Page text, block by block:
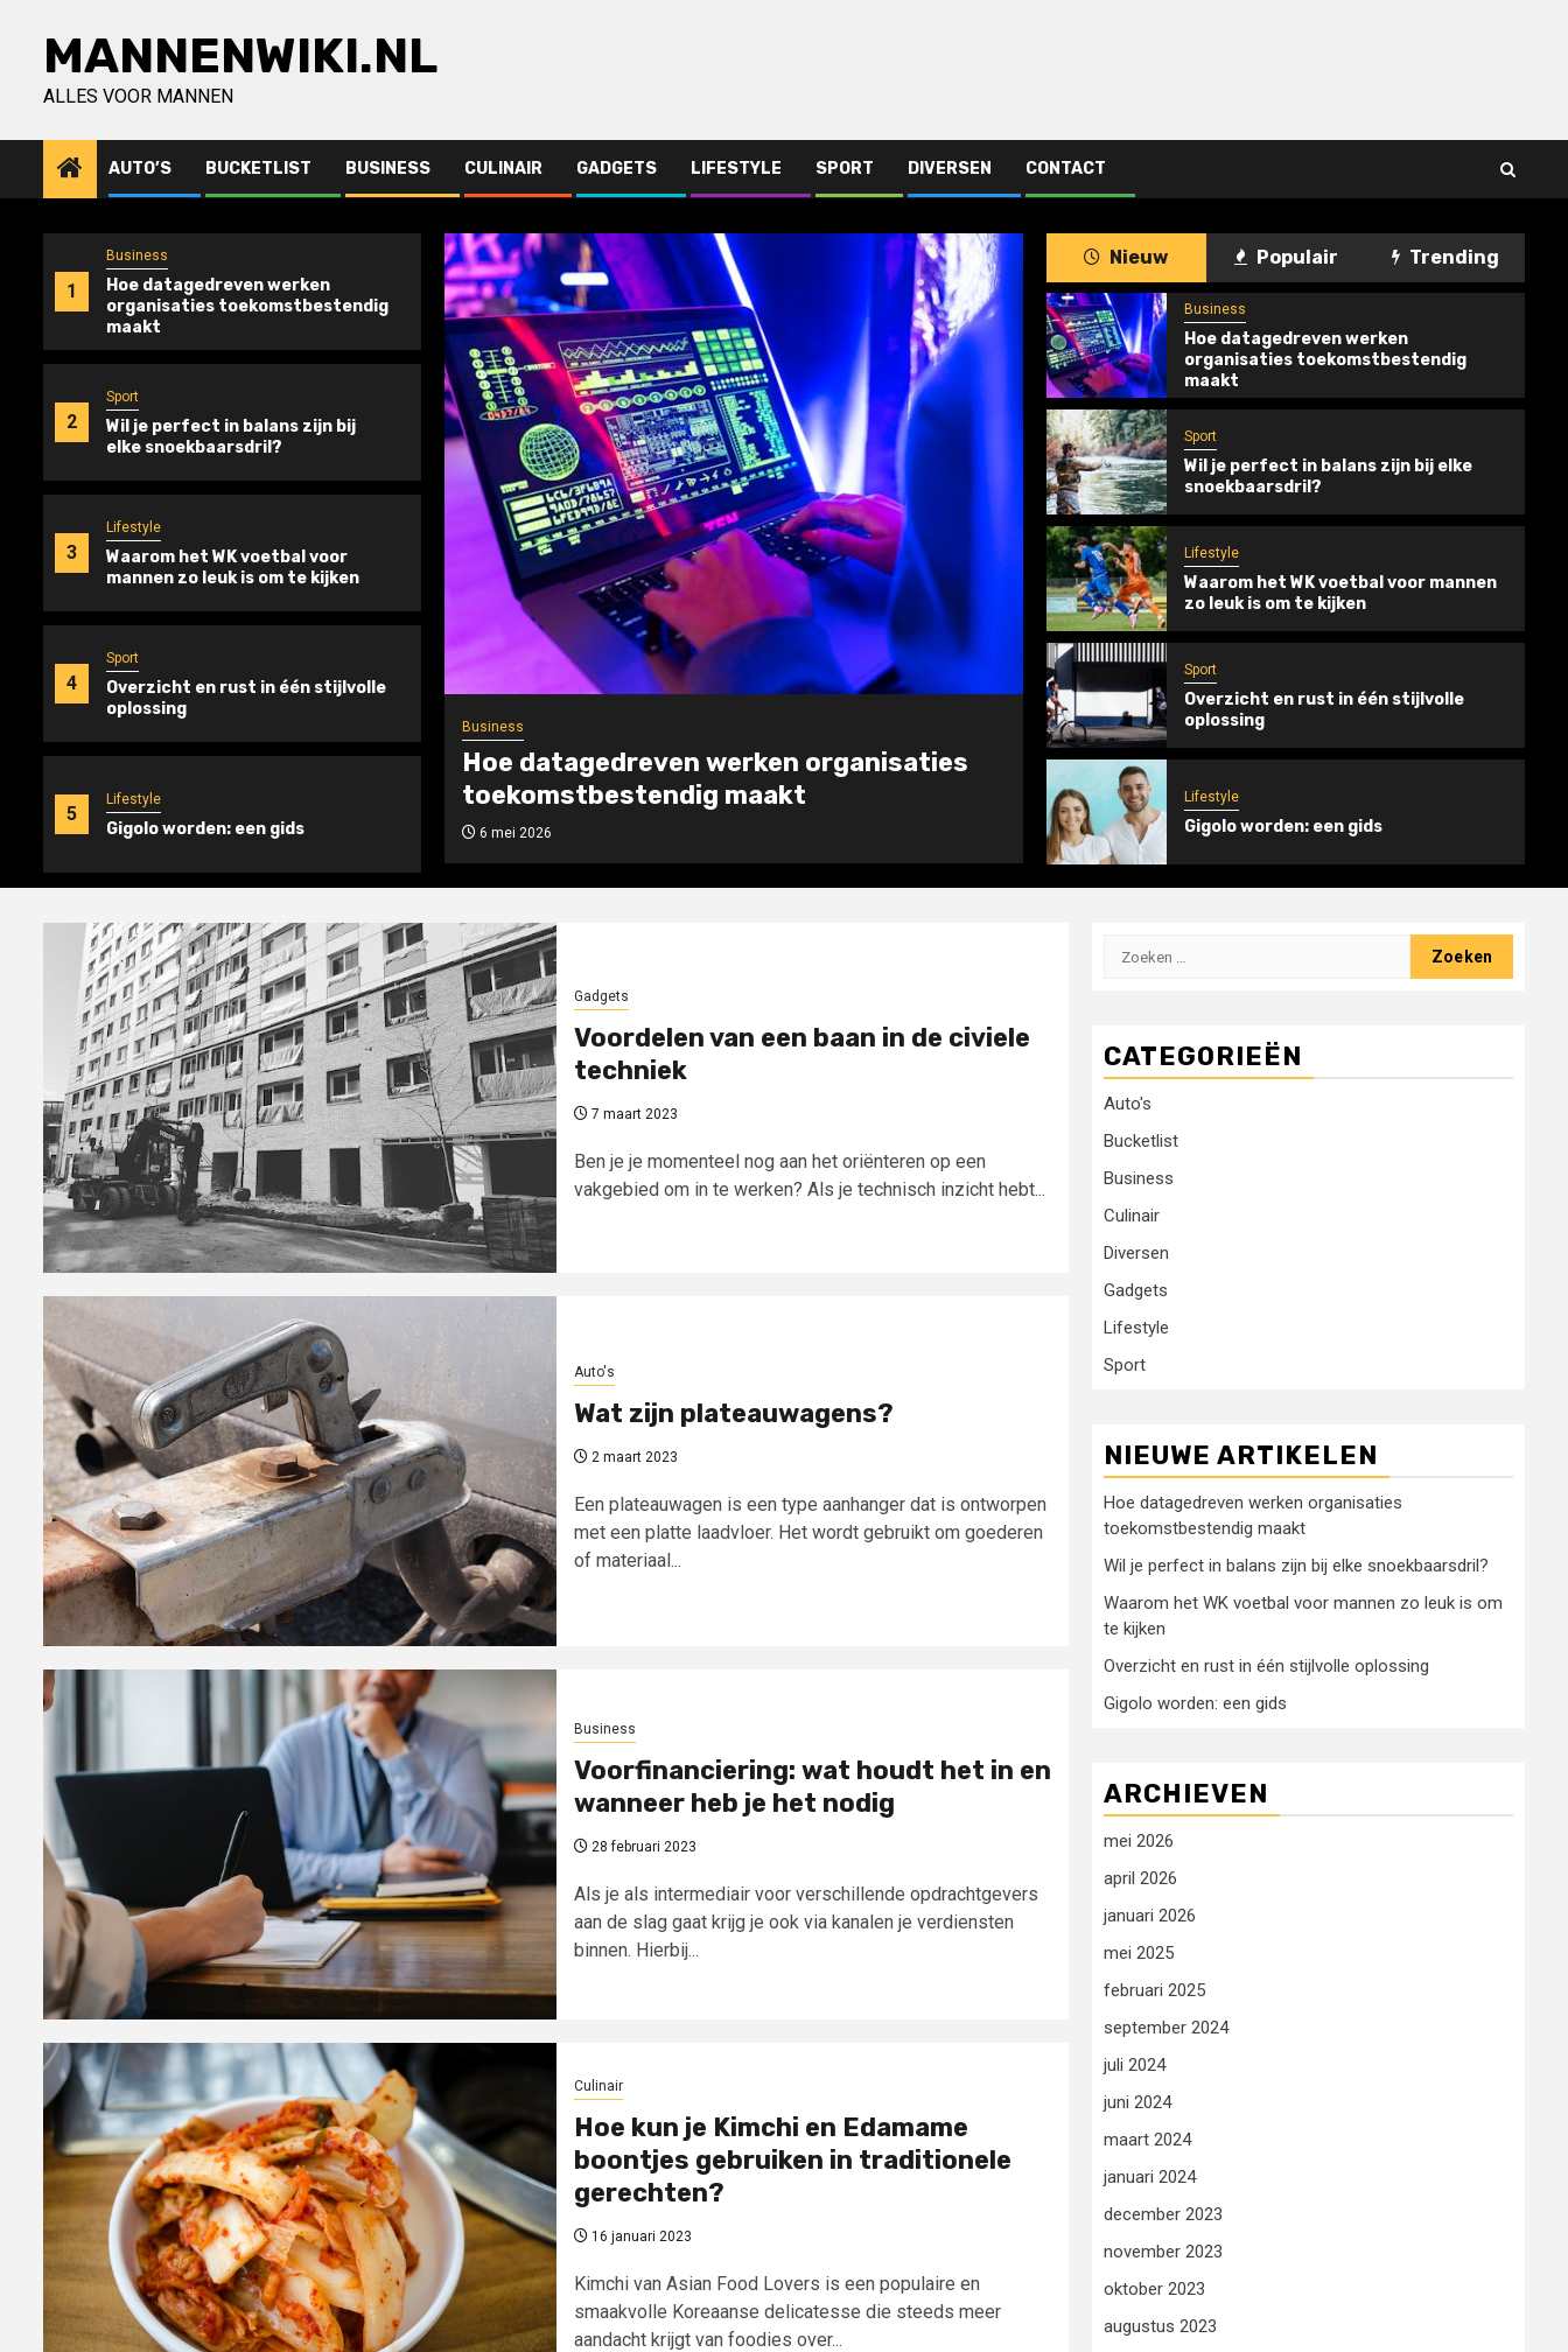
inhoud
MANNENWIKI.NL
ALLES VOOR MANNEN
AUTO’S BUCKETLIST BUSINESS CULINAIR GADGETS LIFESTYLE SPORT DIVERSEN CONTACT
1
Business
Hoe datagedreven werken
organisaties toekomstbestendig
maakt
2
Sport
Wil je perfect in balans zijn bij
elke snoekbaarsdril?
3
Lifestyle
Waarom het WK voetbal voor
mannen zo leuk is om te kijken
4
Sport
Overzicht en rust in één stijlvolle
oplossing
5
Lifestyle
Gigolo worden: een gids
Business
Hoe datagedreven werken organisaties
toekomstbestendig maakt
6 mei 2026
Sport
Wil je perfect in balans zijn bij elke
snoekbaarsdril?
6 april 2026
Nieuw Populair Trending
Business
Hoe datagedreven werken
organisaties toekomstbestendig
maakt
Sport
Wil je perfect in balans zijn bij elke
snoekbaarsdril?
Lifestyle
Waarom het WK voetbal voor mannen
zo leuk is om te kijken
Sport
Overzicht en rust in één stijlvolle
oplossing
Lifestyle
Gigolo worden: een gids
Gadgets
Voordelen van een baan in de civiele
techniek
7 maart 2023
Ben je je momenteel nog aan het oriënteren op een
vakgebied om in te werken? Als je technisch inzicht hebt...
Auto's
Wat zijn plateauwagens?
2 maart 2023
Een plateauwagen is een type aanhanger dat is ontworpen
met een platte laadvloer. Het wordt gebruikt om goederen
of materiaal...
Business
Voorfinanciering: wat houdt het in en
wanneer heb je het nodig
28 februari 2023
Als je als intermediair voor verschillende opdrachtgevers
aan de slag gaat krijg je ook via kanalen je verdiensten
binnen. Hierbij...
Culinair
Hoe kun je Kimchi en Edamame
boontjes gebruiken in traditionele
gerechten?
16 januari 2023
Kimchi van Asian Food Lovers is een populaire en
smaakvolle Koreaanse delicatesse die steeds meer
aandacht krijgt van foodies over...
Zoeken
CATEGORIEËN
Auto's
Bucketlist
Business
Culinair
Diversen
Gadgets
Lifestyle
Sport
NIEUWE ARTIKELEN
Hoe datagedreven werken organisaties
toekomstbestendig maakt
Wil je perfect in balans zijn bij elke snoekbaarsdril?
Waarom het WK voetbal voor mannen zo leuk is om
te kijken
Overzicht en rust in één stijlvolle oplossing
Gigolo worden: een gids
ARCHIEVEN
mei 2026
april 2026
januari 2026
mei 2025
februari 2025
september 2024
juli 2024
juni 2024
maart 2024
januari 2024
december 2023
november 2023
oktober 2023
augustus 2023